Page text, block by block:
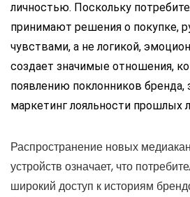
личностью. Поскольку
принимают решения о покупке,
чувствами, а не логикой,
создает значимые отношения,
появлению поклонников бренда,
маркетинг лояльности прошлых
Распространение новых
устройств означает, что
широкий доступ к историям